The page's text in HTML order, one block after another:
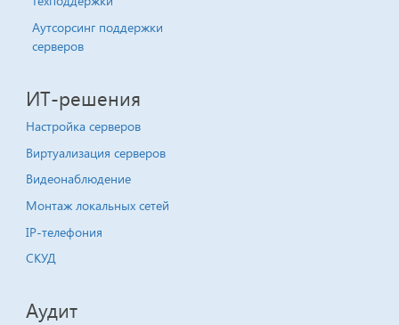
Аутсорсинг поддержки
серверов
ИТ-решения
Настройка серверов
Виртуализация серверов
Видеонаблюдение
Монтаж локальных сетей
IP-телефония
СКУД
Аудит